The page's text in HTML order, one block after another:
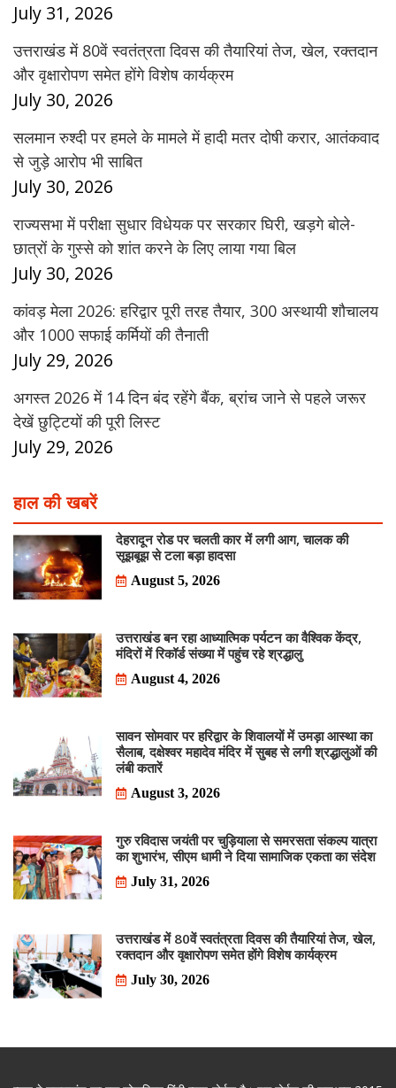
July 31, 2026
उत्तराखंड में 80वें स्वतंत्रता दिवस की तैयारियां तेज, खेल, रक्तदान
और वृक्षारोपण समेत होंगे विशेष कार्यक्रम
July 30, 2026
सलमान रुश्दी पर हमले के मामले में हादी मतर दोषी करार, आतंकवाद
से जुड़े आरोप भी साबित
July 30, 2026
राज्यसभा में परीक्षा सुधार विधेयक पर सरकार घिरी, खड़गे बोले-
छात्रों के गुस्से को शांत करने के लिए लाया गया बिल
July 30, 2026
कांवड़ मेला 2026: हरिद्वार पूरी तरह तैयार, 300 अस्थायी शौचालय
और 1000 सफाई कर्मियों की तैनाती
July 29, 2026
अगस्त 2026 में 14 दिन बंद रहेंगे बैंक, ब्रांच जाने से पहले जरूर
देखें छुट्टियों की पूरी लिस्ट
July 29, 2026
हाल की खबरें
देहरादून रोड पर चलती कार में लगी आग, चालक की
सूझबूझ से टला बड़ा हादसा
August 5, 2026
उत्तराखंड बन रहा आध्यात्मिक पर्यटन का वैश्विक केंद्र,
मंदिरों में रिकॉर्ड संख्या में पहुंच रहे श्रद्धालु
August 4, 2026
सावन सोमवार पर हरिद्वार के शिवालयों में उमड़ा आस्था का
सैलाब, दक्षेश्वर महादेव मंदिर में सुबह से लगी श्रद्धालुओं की
लंबी कतारें
August 3, 2026
गुरु रविदास जयंती पर चुड़ियाला से समरसता संकल्प यात्रा
का शुभारंभ, सीएम धामी ने दिया सामाजिक एकता का संदेश
July 31, 2026
उत्तराखंड में 80वें स्वतंत्रता दिवस की तैयारियां तेज, खेल,
रक्तदान और वृक्षारोपण समेत होंगे विशेष कार्यक्रम
July 30, 2026